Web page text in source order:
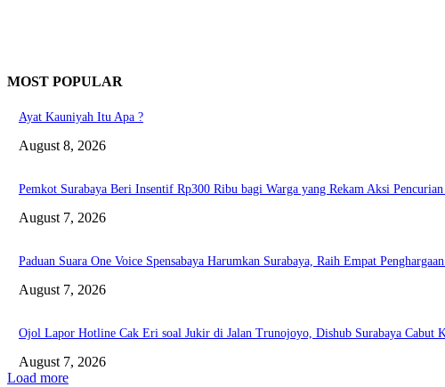
MOST POPULAR
Ayat Kauniyah Itu Apa ?
August 8, 2026
Pemkot Surabaya Beri Insentif Rp300 Ribu bagi Warga yang Rekam Aksi Pencurian
August 7, 2026
Paduan Suara One Voice Spensabaya Harumkan Surabaya, Raih Empat
August 7, 2026
Ojol Lapor Hotline Cak Eri soal Jukir di Jalan Trunojoyo, Dishub Surabaya Cabut
August 7, 2026
Load more